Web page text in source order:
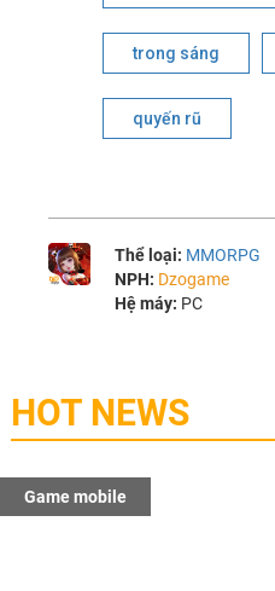
trong sáng
quyến rũ
Thể loại: MMORPG
NPH: Dzogame
Hệ máy: PC
HOT NEWS
Game mobile